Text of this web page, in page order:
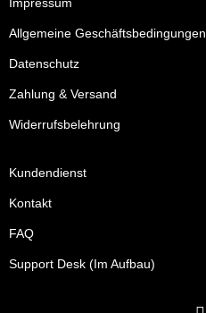
Impressum
Allgemeine Geschäftsbedingungen
Datenschutz
Zahlung & Versand
Widerrufsbelehrung
Kundendienst
Kontakt
FAQ
Support Desk (Im Aufbau)